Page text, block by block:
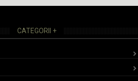
CATEGORII +